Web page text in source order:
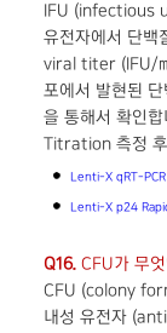
IFU (infectious
유전자에서 단백
viral titer (IFU/
포에서 발현된
을 통해서 확인
Titration 측정 후
Lenti-X qRT-
Lenti-X p24
Q16.CFU가 무
CFU (colony
내성 유전자